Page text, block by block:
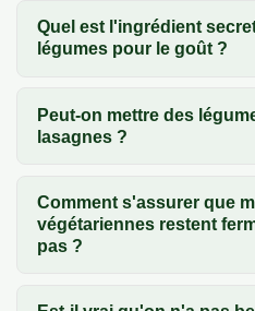
Quel est l'ingrédient
légumes pour le goût ?
Peut-on mettre des
lasagnes ?
Comment s'assurer que
végétariennes restent
pas ?